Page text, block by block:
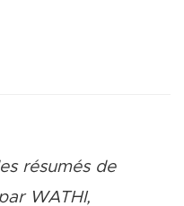
résumés de
WATHI,